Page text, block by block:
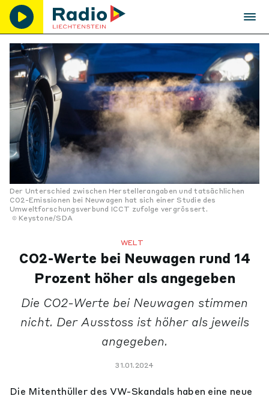
Der Unterschied zwischen Herstellerangaben und tatsächlichen
CO2-Emissionen bei Neuwagen hat sich einer Studie des
Umweltforschungsverbund ICCT zufolge vergrössert.
Keystone/SDA
WELT
CO2-Werte bei Neuwagen rund 14
Prozent höher als angegeben
Die CO2-Werte bei Neuwagen stimmen
nicht. Der Ausstoss ist höher als jeweils
angegeben.
31.01.2024
Die Mitenthüller des VW-Skandals haben eine neue